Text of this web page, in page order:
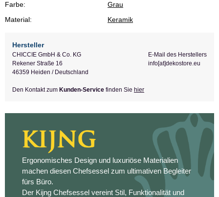
Farbe:
Grau
Material:
Keramik
Hersteller
CHICCIE GmbH & Co. KG
Rekener Straße 16
46359 Heiden / Deutschland
E-Mail des Herstellers
info[at]dekostore.eu
Den Kontakt zum Kunden-Service finden Sie hier
Ergonomisches Design und luxuriöse Materialien
machen diesen Chefsessel zum ultimativen Begleiter
fürs Büro.
Der Kijng Chefsessel vereint Stil, Funktionalität und